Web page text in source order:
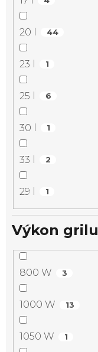
20 l 44
23 l 1
25 l 6
30 l 1
33 l 2
29 l 1
Výkon grilu
800 W 3
1000 W 13
1050 W 1